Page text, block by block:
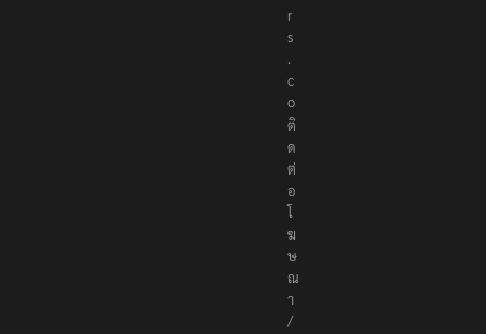
r
s
.
c
o
ติ
ด
ต่
อ
โ
ฆ
ษ
ณ
า
/